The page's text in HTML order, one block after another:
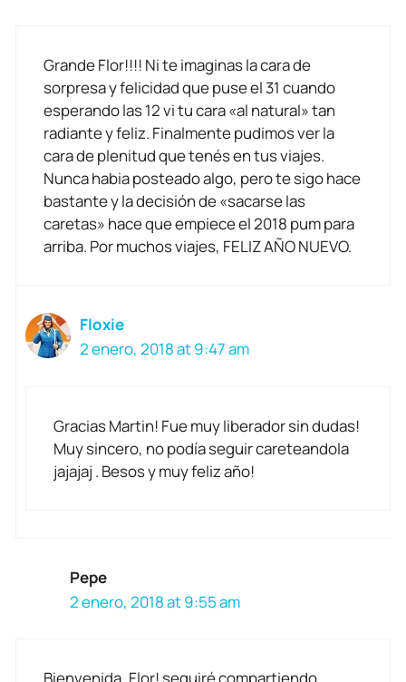
Grande Flor!!!! Ni te imaginas la cara de
sorpresa y felicidad que puse el 31 cuando
esperando las 12 vi tu cara «al natural» tan
radiante y feliz. Finalmente pudimos ver la
cara de plenitud que tenés en tus viajes.
Nunca habia posteado algo, pero te sigo hace
bastante y la decisión de «sacarse las
caretas» hace que empiece el 2018 pum para
arriba. Por muchos viajes, FELIZ AÑO NUEVO.
Floxie
2 enero, 2018 at 9:47 am
Gracias Martin! Fue muy liberador sin dudas!
Muy sincero, no podía seguir careteandola
jajajaj . Besos y muy feliz año!
Pepe
2 enero, 2018 at 9:55 am